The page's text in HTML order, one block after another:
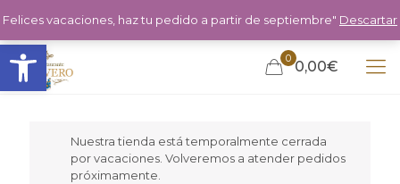
Abrir barra de herramientas 0 0,00€
Nuestra tienda está temporalmente cerrada
por vacaciones. Volveremos a atender pedidos
próximamente.
Felices vacaciones, haz tu pedido a partir de septiembre" Descartar